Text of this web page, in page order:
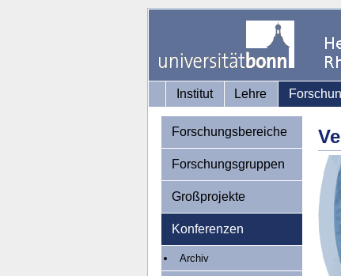
Institut Lehre
Forschungsbereiche
Forschungsgruppen
Großprojekte
Konferenzen
Archiv